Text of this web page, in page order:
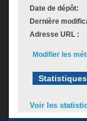
Date de dépôt:
Dernière
Adresse URL :
Modifier les
Statistiques
Voir les